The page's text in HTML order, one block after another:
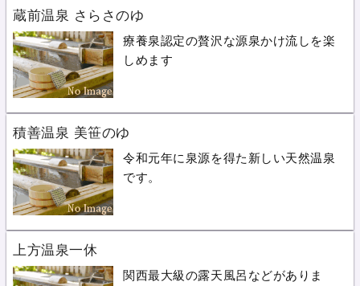
蔵前温泉 さらさのゆ
療養泉認定の贅沢な源泉かけ流しを楽
しめます
積善温泉 美笹のゆ
令和元年に泉源を得た新しい天然温泉
です。
上方温泉一休
関西最大級の露天風呂などがありま